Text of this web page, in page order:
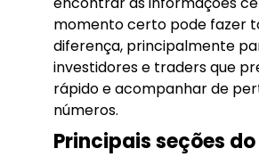
momento certo pode fazer
diferença, principalmente
investidores e traders que
rápido e acompanhar de
números.
Principais seções